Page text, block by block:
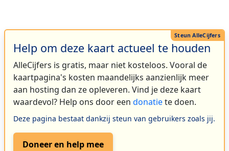
Help om deze kaart actueel te houden
AlleCijfers is gratis, maar niet kosteloos. Vooral de
kaartpagina's kosten maandelijks aanzienlijk meer
aan hosting dan ze opleveren. Vind je deze kaart
waardevol? Help ons door een donatiete doen.
Deze pagina bestaat dankzij steun van gebruikers zoals jij.
Doneer en help mee